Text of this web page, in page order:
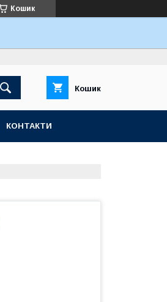
Кошик
Кошик
КОНТАКТИ